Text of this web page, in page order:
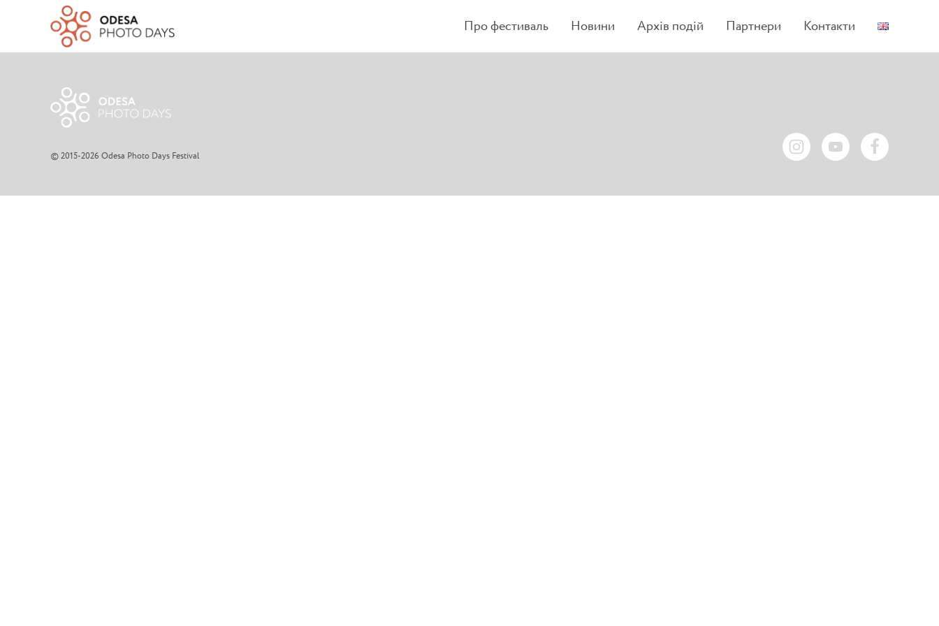
Про фестиваль Новини Архів подій Партнери Контакти
© 2015-2026 Odesa Photo Days Festival